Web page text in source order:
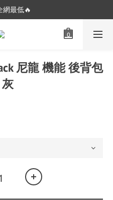
只要$5XX!!
網最低🔥
只要$5XX!!
尼龍 機能 後背包